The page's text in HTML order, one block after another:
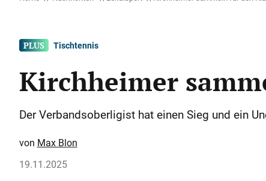
Tischtennis
Kirchheimer
Der Verbandsoberligist hat einen Sieg und ein
Max Blon
19.11.2025